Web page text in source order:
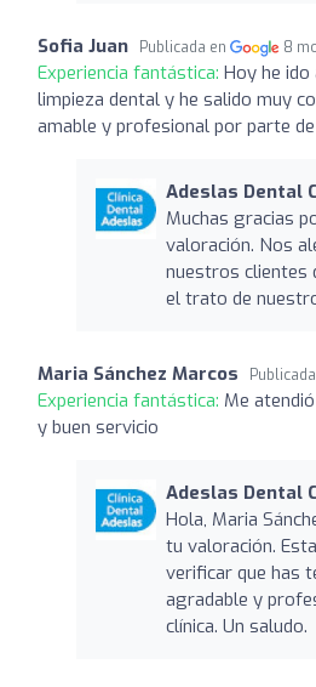
Sofia Juan Publicada en 8
Experiencia fantástica: Hoy he ido
limpieza dental y he salido muy
amable y profesional por parte
Adeslas Dental
Muchas gracias
valoración. Nos
nuestros clientes
el trato de
Maria Sánchez Marcos
Experiencia fantástica: Me
y buen servicio
Adeslas Dental
Hola, Maria
tu valoración.
verificar que has
agradable y
clínica. Un saludo.